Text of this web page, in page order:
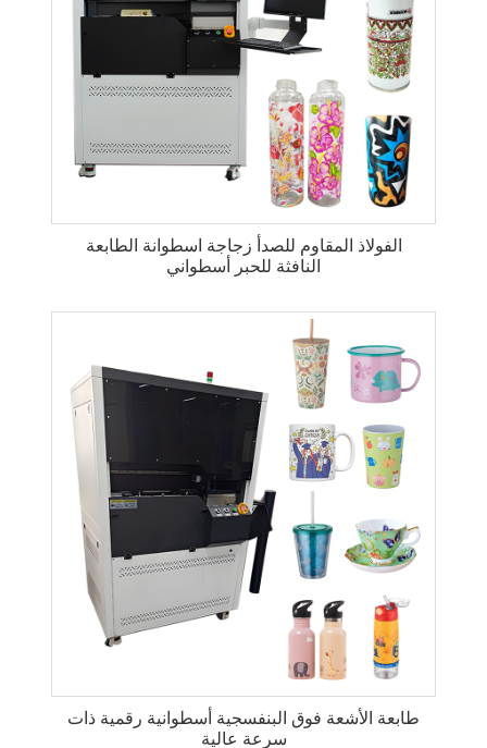
الفولاذ المقاوم للصدأ زجاجة اسطوانة الطابعة
النافثة للحبر أسطواني
طابعة الأشعة فوق البنفسجية أسطوانية رقمية ذات
سرعة عالية